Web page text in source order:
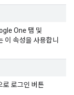
One 탭 및
이 속성을 사용합니
로 로그인 버튼